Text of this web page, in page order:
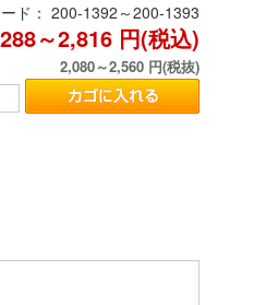
ド： 200-1392～200-1393
～2,816 円(税込)
2,080～2,560 円(税抜)